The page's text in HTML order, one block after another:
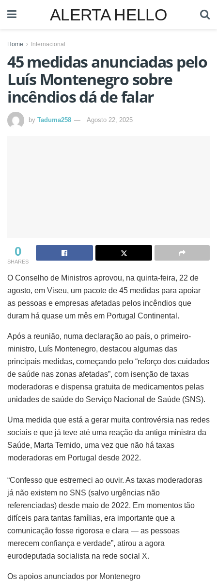
ALERTA HELLO
Home Internacional
45 medidas anunciadas pelo
Luís Montenegro sobre
incêndios dá de falar
by Taduma258 Agosto 22, 2025
0
SHARES
O Conselho de Ministros aprovou, na quinta-feira, 22 de
agosto, em Viseu, um pacote de 45 medidas para apoiar
as pessoas e empresas afetadas pelos incêndios que
duram há quase um mês em Portugal Continental.
Após a reunião, numa declaração ao país, o primeiro-
ministro, Luís Montenegro, destacou algumas das
principais medidas, começando pelo “reforço dos cuidados
de saúde nas zonas afetadas”, com isenção de taxas
moderadoras e dispensa gratuita de medicamentos pelas
unidades de saúde do Serviço Nacional de Saúde (SNS).
Uma medida que está a gerar muita controvérsia nas redes
sociais e que já teve até uma reação da antiga ministra da
Saúde, Marta Temido, uma vez que não há taxas
moderadoras em Portugal desde 2022.
“Confesso que estremeci ao ouvir. As taxas moderadoras
já não existem no SNS (salvo urgências não
referenciadas) desde maio de 2022. Em momentos tão
difíceis para tantas famílias, era importante que a
comunicação fosse rigorosa e clara — as pessoas
merecem confiança e verdade”, atirou a agora
eurodeputada socialista na rede social X.
Os apoios anunciados por Montenegro